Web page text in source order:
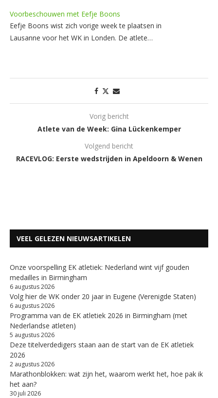
Voorbeschouwen met Eefje Boons
Eefje Boons wist zich vorige week te plaatsen in
Lausanne voor het WK in Londen. De atlete…
Vorig bericht
Atlete van de Week: Gina Lückenkemper
Volgend bericht
RACEVLOG: Eerste wedstrijden in Apeldoorn & Wenen
VEEL GELEZEN NIEUWSARTIKELEN
Onze voorspelling EK atletiek: Nederland wint vijf gouden
medailles in Birmingham
6 augustus 2026
Volg hier de WK onder 20 jaar in Eugene (Verenigde Staten)
6 augustus 2026
Programma van de EK atletiek 2026 in Birmingham (met
Nederlandse atleten)
5 augustus 2026
Deze titelverdedigers staan aan de start van de EK atletiek
2026
2 augustus 2026
Marathonblokken: wat zijn het, waarom werkt het, hoe pak ik
het aan?
30 juli 2026